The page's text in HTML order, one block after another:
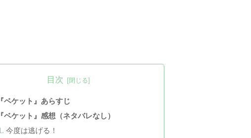
目次
『ベケット』あらすじ
『ベケット』感想（ネタバレなし）
今度は逃げる！